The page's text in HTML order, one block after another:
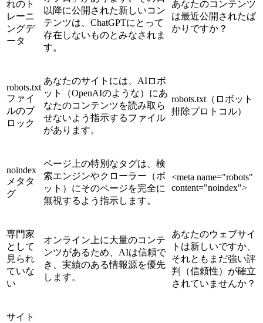
れのト
レーニ
ングデ
ータ
以降に公開された新しいコン
テンツは、ChatGPTにとって
存在しないものとみなされま
す。
あなたのコンテンツ
は最近公開されたば
かりですか？
robots.txt
ファイ
ルのブ
ロック
あなたのサイトには、AIロボ
ット（OpenAIのような）にあ
なたのコンテンツを読み取ら
せないよう指示するファイル
があります。
robots.txt（ロボット
排除プロトコル）
noindex
メタタ
グ
ページ上の特別なタグは、検
索エンジンやクローラー（ボ
ット）にそのページを完全に
無視するよう指示します。
<meta name="robots"
content="noindex">
専門家
として
見られ
ていな
い
オンライン上に大量のコンテ
ンツがあるため、AIは信頼で
き、実績のある情報源を優先
します。
あなたのウェブサイ
トは新しいですか、
それともまだ強い評
判（信頼性）が確立
されていませんか？
サイト